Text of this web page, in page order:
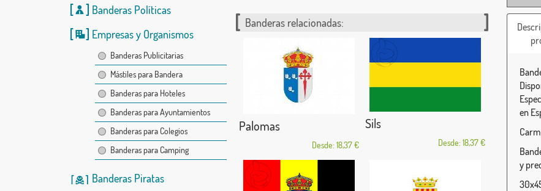
Banderas Políticas
Empresas y Organismos
Banderas Publicitarias
Mástiles para Bandera
Banderas para Hoteles
Banderas para Ayuntamientos
Banderas para Colegios
Banderas para Camping
Banderas Piratas
Banderas relacionadas:
Palomas
Desde: 18,37 €
Sils
Desde: 18,37 €
en
y